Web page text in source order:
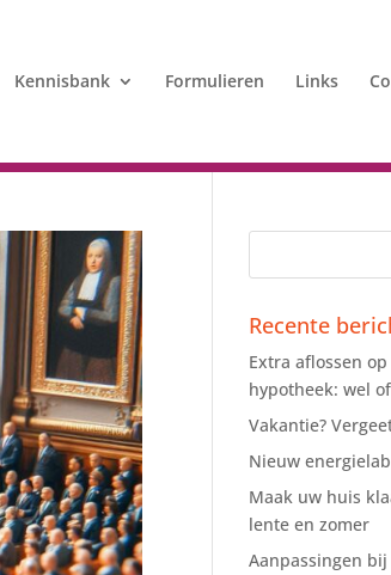
Kennisbank Formulieren Links
Recente
Extra aflossen
hypotheek: wel
Vakantie?
Nieuw
Maak uw huis
lente en zomer
Aanpassingen bij